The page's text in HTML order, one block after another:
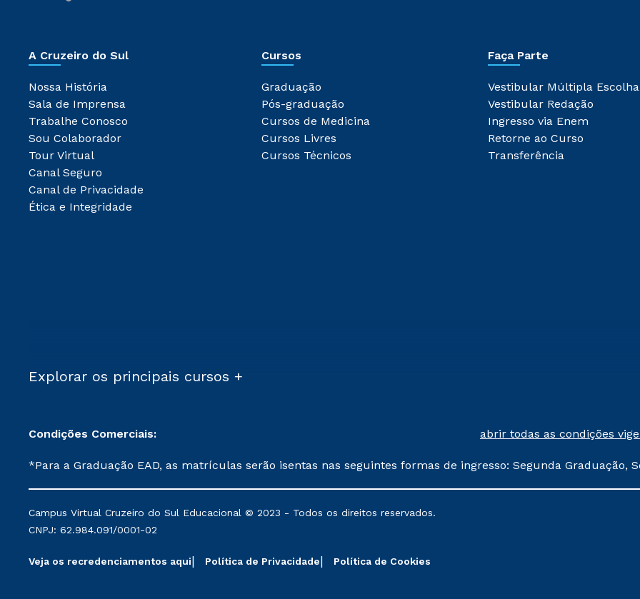
A Cruzeiro do Sul
Nossa História
Sala de Imprensa
Trabalhe Conosco
Sou Colaborador
Tour Virtual
Canal Seguro
Canal de Privacidade
Ética e Integridade
Cursos
Graduação
Pós-graduação
Cursos de Medicina
Cursos Livres
Cursos Técnicos
Faça Parte
Vestibular Múltipla Escolha
Vestibular Redação
Ingresso via Enem
Retorne ao Curso
Transferência
Explorar os principais cursos +
Condições Comerciais: abrir todas as condições
*Para a Graduação EAD, as matrículas serão isentas nas seguintes formas de ingresso: Segunda Graduação,
mantidos conforme negociação. Descontos institucionais poderão sofrer alterações nos períodos de
serviços.
Campus Virtual Cruzeiro do Sul Educacional © 2023 - Todos os direitos reservados.
CNPJ: 62.984.091/0001-02
Veja os recredenciamentos aqui Política de Privacidade Política de Cookies